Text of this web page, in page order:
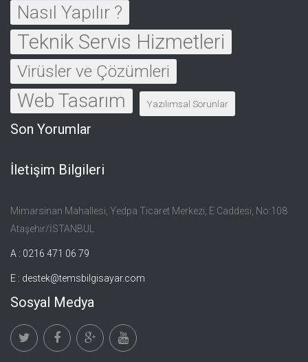
Nasıl Yapılır ?
Teknik Servis Hizmetleri
Virüsler ve Çözümleri
Web Tasarım Yazılımsal Sorunlar
Son Yorumlar
İletişim Bilgileri
Mimarsinan Mahallesi, Yedpa Ticaret Merkezi, E Caddesi, No:108
Ataşehir/İSTANBUL
A : 0216 471 06 79
E : destek@temsbilgisayar.com
Sosyal Medya